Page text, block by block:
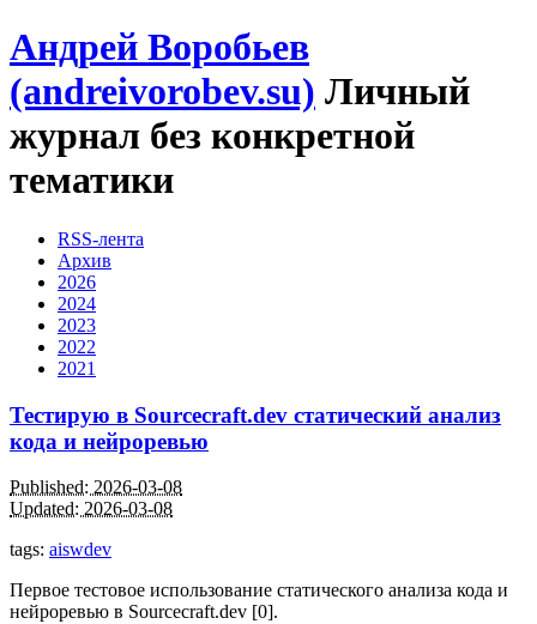
Андрей Воробьев
(andreivorobev.su) Личный
журнал без конкретной
тематики
RSS-лента
Архив
2026
2024
2023
2022
2021
Тестирую в Sourcecraft.dev статический анализ
кода и нейроревью
Published: 2026-03-08
Updated: 2026-03-08
tags: aiswdev
Первое тестовое использование статического анализа кода и
нейроревью в Sourcecraft.dev [0].